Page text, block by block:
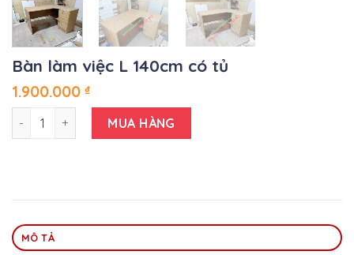
Bàn làm việc L 140cm có tủ
1.900.000 ₫
Bàn làm việc L 140cm có tủ số lượng
MUA HÀNG
MÔ TẢ